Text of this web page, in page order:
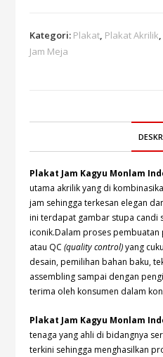
Kategori: Plakat, Plakat Akrilik,
Jam Meja
Plakat Jam Kagyu Monlam
utama akrilik yang di
jam sehingga terkesan elegan
ini terdapat gambar stupa candi
iconik.Dalam proses
atau QC(quality control)yang
desain, pemilihan bahan baku,
assembling sampai dengan
terima oleh konsumen dalam
Plakat Jam Kagyu Monlam
tenaga yang ahli di bidangnya
terkini sehingga menghasilkan